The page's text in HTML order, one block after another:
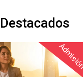
Admisión